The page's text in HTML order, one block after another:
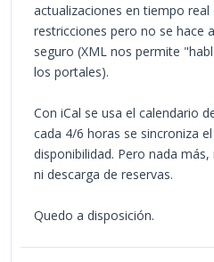
actualizaciones en tiempo
restricciones pero no se hace
seguro (XML nos permite
los portales).
Con iCal se usa el calendario
cada 4/6 horas se sincroniza
disponibilidad. Pero nada
ni descarga de reservas.
Quedo a disposición.